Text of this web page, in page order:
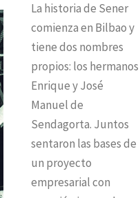
La historia de Sener
comienza en Bilbao y
tiene dos nombres
propios: los hermanos
Enrique y José
Manuel de
Sendagorta. Juntos
sentaron las bases de
un proyecto
empresarial con